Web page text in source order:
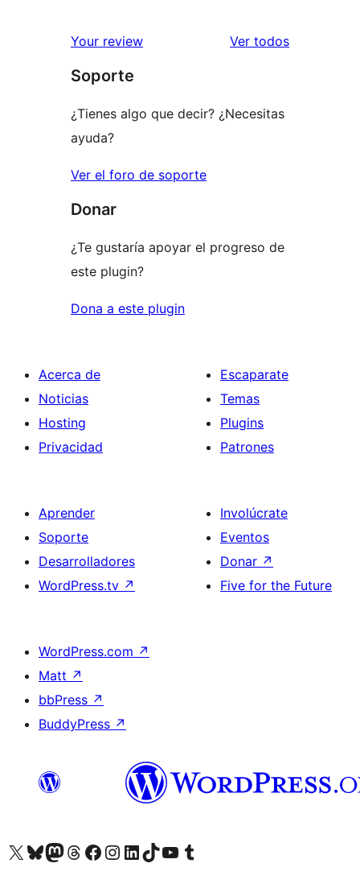
Your review Ver todoslos
Soporte
¿Tienes algo que decir? ¿Necesitas
ayuda?
Ver el foro de soporte
Donar
¿Te gustaría apoyar el progreso de
este plugin?
Dona a este plugin
Acerca de
Noticias
Hosting
Privacidad
Escaparate
Temas
Plugins
Patrones
Aprender
Soporte
Desarrolladores
WordPress.tv ↗
Involúcrate
Eventos
Donar ↗
Five for the Future
WordPress.com ↗
Matt ↗
bbPress ↗
BuddyPress ↗
Visita nuestra cuenta de X (anteriormente Twitter)
Visita nuestra cuenta de Bluesky
Visita nuestra cuenta de Mastodon
Visita nuestra cuenta de Threads
Visita nuestra página de Facebook
Visita nuestra cuenta de Instagram
Visita nuestra cuenta de LinkedIn
Visita nuestra cuenta de TikTok
Visita nuestro canal de YouTube
Visita nuestra cuenta de Tumblr